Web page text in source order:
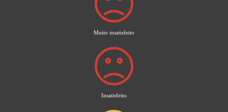
Muito insatisfeito
Insatisfeito